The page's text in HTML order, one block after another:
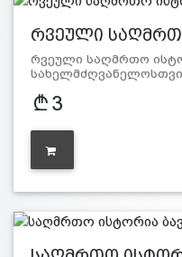
რვეული
რვეული საღმრთო
3